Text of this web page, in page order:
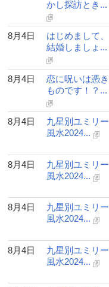
かし探訪とき...
8月4日
はじめまして、
結婚しましょ...
8月4日
恋に呪いは憑き
ものです！？...
8月4日
九星別ユミリー
風水2024...
8月4日
九星別ユミリー
風水2024...
8月4日
九星別ユミリー
風水2024...
8月4日
九星別ユミリー
風水2024...